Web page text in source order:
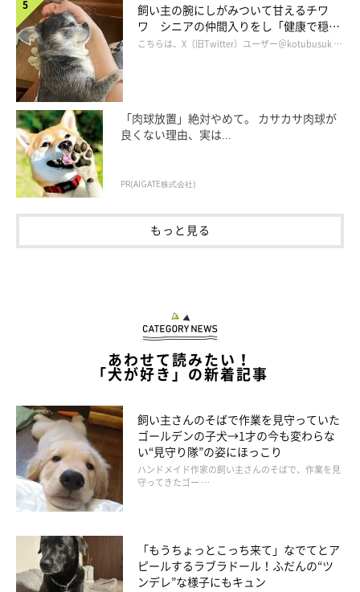
飼い主の腕にしがみついて甘えるチワ
ワ シニアの仲間入りをし「健康で穏や
かな暮らしが続いてほしい」と願う
こちらは、X（旧Twitter）ユーザー＠kotubusuk …
「肉球放置」絶対やめて。 カサカサ肉球が
良くない理由、実は...
PR(AIGATE株式会社)
もっと見る
あわせて読みたい！
「犬が好き」の新着記事
飼い主さんのそばで作業を見守っていた
ゴールデンの子犬→1才の今も変わらな
い“見守り隊”の姿にほっこり
ハンドメイド作家の飼い主さんのそばで、作業を見
守ってきたゴー …
「もうちょっとこっち来て」なでてとア
ピールするラブラドール！ふだんの“ツ
ンデレ”な様子にもキュン